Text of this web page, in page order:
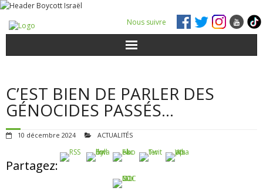
Nous suivre
POUR AGIR
C’EST BIEN DE PARLER DES
GÉNOCIDES PASSÉS…
10 décembre 2024 ACTUALITÉS
Partagez: